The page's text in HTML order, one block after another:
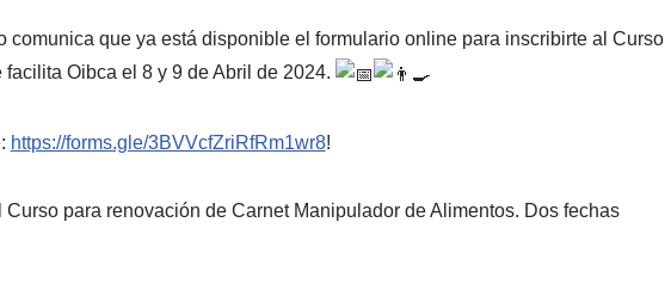
que ya está disponible el formulario online para inscribirte al Curso
Oibca el 8 y 9 de Abril de 2024.
https://forms.gle/3BVVcfZriRfRm1wr8!
para renovación de Carnet Manipulador de Alimentos. Dos fechas